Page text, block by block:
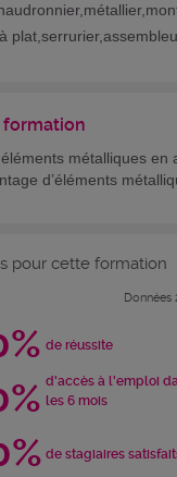
métalliques en
d’éléments
pour cette formation
Données
de réussite
d'accès à l'emploi
les 6 mois
de stagiaires